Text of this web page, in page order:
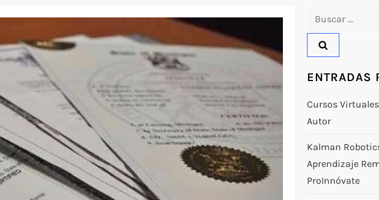
ENTRADAS
Cursos
Autor
Kalman
Aprendizaje
ProInnóvate